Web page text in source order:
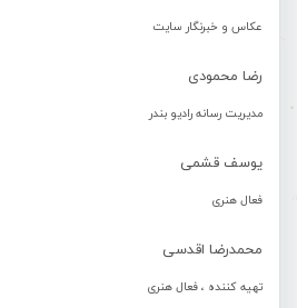
عکاس و خبرنگار سایت
رضا محمودی
مدیریت رسانه رادیو بندر
یوسف قشمی
فعال هنری
محمدرضا اقدسی
تهیه کننده ، فعال هنری